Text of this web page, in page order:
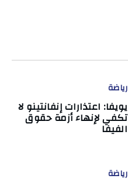
رياضة
يويفا: اعتذارات إنفانتينو لا
تكفي لإنهاء أزمة حقوق
الفيفا
رياضة